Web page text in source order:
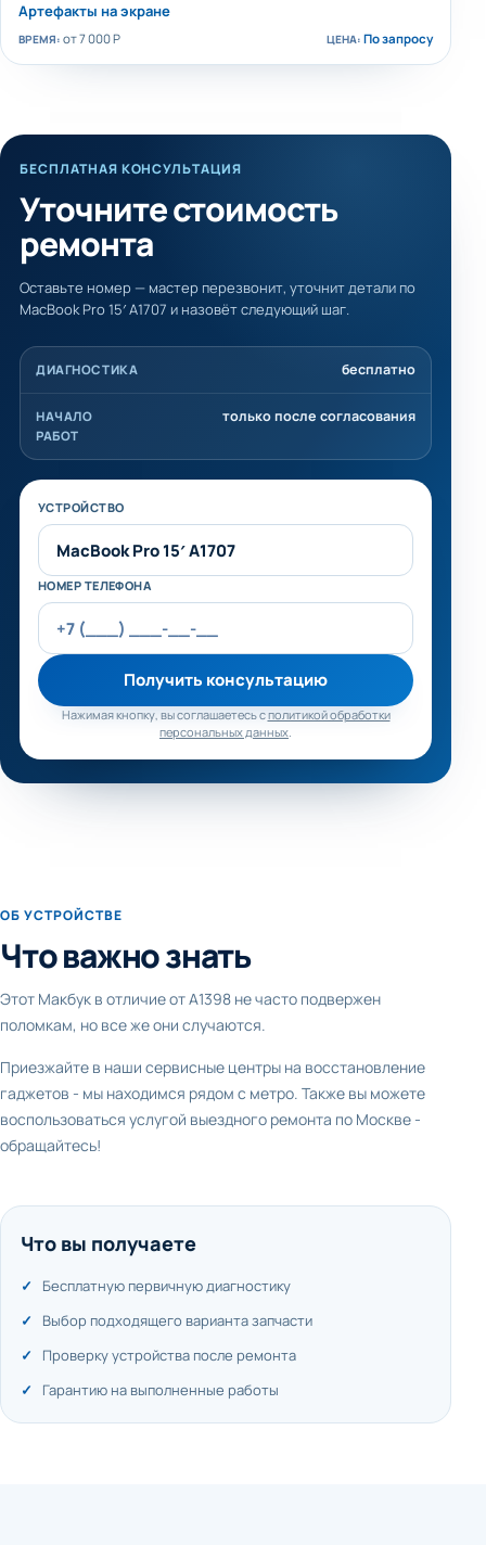
Артефакты на экране
от 7 000 Р По запросу
БЕСПЛАТНАЯ КОНСУЛЬТАЦИЯ
Уточните стоимость
ремонта
Оставьте номер — мастер перезвонит, уточнит детали по
MacBook Pro 15′ A1707 и назовёт следующий шаг.
ДИАГНОСТИКА бесплатно
НАЧАЛО
РАБОТ
только после согласования
Не заполняйте это поле
УСТРОЙСТВО
НОМЕР ТЕЛЕФОНА
Получить консультацию
Нажимая кнопку, вы соглашаетесь сполитикой обработки
персональных данных.
ОБ УСТРОЙСТВЕ
Что важно знать
Этот Макбук в отличие от А1398 не часто подвержен
поломкам, но все же они случаются.
Приезжайте в наши сервисные центры на восстановление
гаджетов - мы находимся рядом с метро. Также вы можете
воспользоваться услугой выездного ремонта по Москве -
обращайтесь!
Что вы получаете
Бесплатную первичную диагностику
Выбор подходящего варианта запчасти
Проверку устройства после ремонта
Гарантию на выполненные работы